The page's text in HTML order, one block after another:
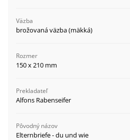
Väzba
brožovaná väzba (mäkká)
Rozmer
150 x 210 mm
Prekladateľ
Alfons Rabenseifer
Pôvodný názov
Elternbriefe - du und wie